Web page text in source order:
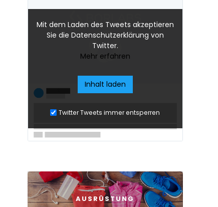
Mit dem Laden des Tweets akzeptieren
Sie die Datenschutzerklärung von
Twitter.
Mehr erfahren
Inhalt laden
Twitter Tweets immer entsperren
AUSRÜSTUNG